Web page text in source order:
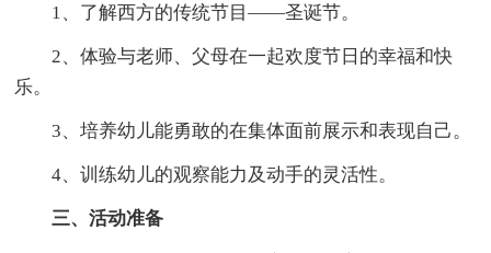
1、了解西方的传统节目——圣诞节。
2、体验与老师、父母在一起欢度节日的幸福和快
乐。
3、培养幼儿能勇敢的在集体面前展示和表现自己。
4、训练幼儿的观察能力及动手的灵活性。
三、活动准备